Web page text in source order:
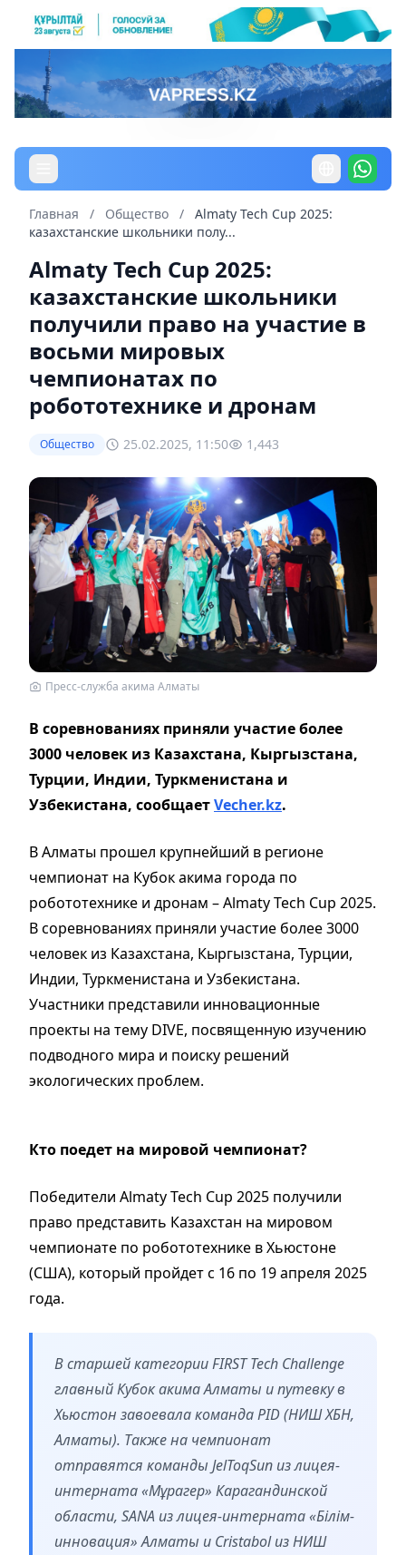
Главная / Общество /
Almaty Tech Cup 2025:
казахстанские школьники полу...
Almaty Tech Cup 2025:
казахстанские школьники
получили право на участие в
восьми мировых
чемпионатах по
робототехнике и дронам
Общество 25.02.2025, 11:50 1,443
Пресс-служба акима Алматы
В соревнованиях приняли участие более
3000 человек из Казахстана, Кыргызстана,
Турции, Индии, Туркменистана и
Узбекистана, сообщаетVecher.kz.
В Алматы прошел крупнейший в регионе
чемпионат на Кубок акима города по
робототехнике и дронам – Almaty Tech Cup 2025.
В соревнованиях приняли участие более 3000
человек из Казахстана, Кыргызстана, Турции,
Индии, Туркменистана и Узбекистана.
Участники представили инновационные
проекты на тему DIVE, посвященную изучению
подводного мира и поиску решений
экологических проблем.
Кто поедет на мировой чемпионат?
Победители Almaty Tech Cup 2025 получили
право представить Казахстан на мировом
чемпионате по робототехнике в Хьюстоне
(США), который пройдет с 16 по 19 апреля 2025
года.
В старшей категории FIRST Tech Challenge
главный Кубок акима Алматы и путевку в
Хьюстон завоевала команда PID (НИШ ХБН,
Алматы). Также на чемпионат
отправятся команды JelToqSun из лицея-
интерната «Мұрагер» Карагандинской
области, SANA из лицея-интерната «Білім-
инновация» Алматы и Cristabol из НИШ